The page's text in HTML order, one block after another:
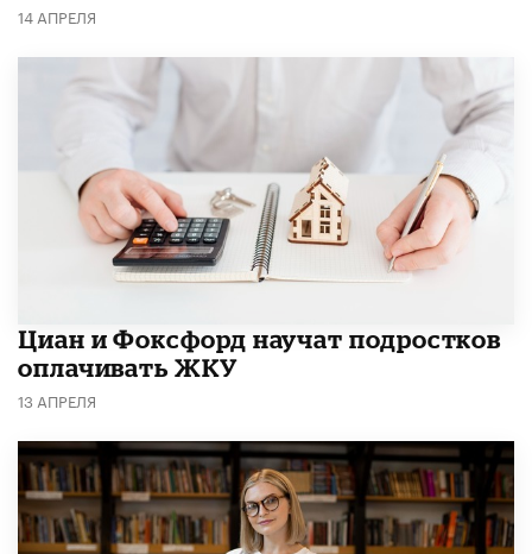
14 АПРЕЛЯ
Циан и Фоксфорд научат подростков
оплачивать ЖКУ
13 АПРЕЛЯ